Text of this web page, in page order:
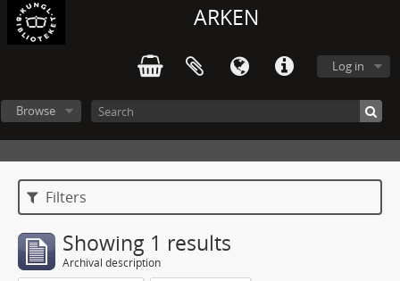
ARKEN
Log in
Browse
Filters
Showing 1 results
Archival description